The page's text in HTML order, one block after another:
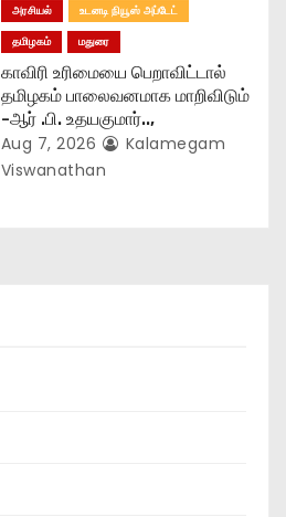
அரசியல்
உடனடி நியூஸ் அப்டேட்
தமிழகம்
மதுரை
காவிரி உரிமையை பெறாவிட்டால்
தமிழகம் பாலைவனமாக மாறிவிடும்
-ஆர் .பி. உதயகுமார்..,
Aug 7, 2026
Kalamegam
Viswanathan